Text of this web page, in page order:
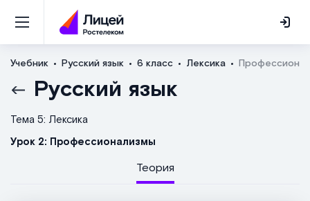
Учебник Русский язык 6 класс Лексика
Русский язык
Тема 5: Лексика
Урок 2: Профессионализмы
Теория